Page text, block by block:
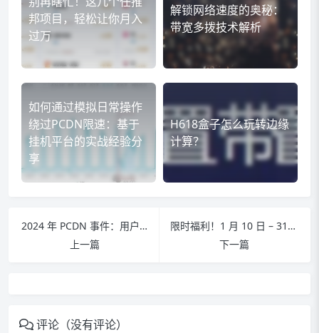
邦项目，轻松让你月入
过万
解锁网络速度的奥秘：
带宽多拨技术解析
如何通过模拟日常操作
绕过PCDN限速：基于
挂机平台的实战经验分
享
H618盒子怎么玩转边缘
计算？
2024 年 PCDN 事件：用户与运营商的 “爱恨情仇”
上一篇
限时福利！1 月 10 日 – 31 日短 J 业务新设备上机，90 天享 10%收益加成
下一篇
评论（没有评论）